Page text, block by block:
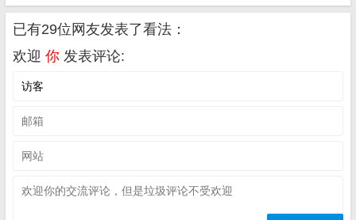
已有29位网友发表了看法：
欢迎 你 发表评论: